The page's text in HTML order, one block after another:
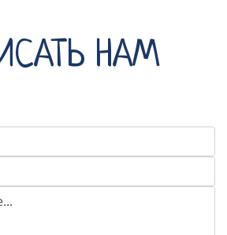
НАМ